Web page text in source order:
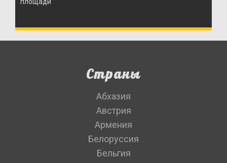
Страны
Абхазия
Австрия
Армения
Белоруссия
Бельгия